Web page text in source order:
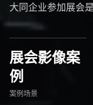
大同企业参加展会
展会影像案
例
案例场景